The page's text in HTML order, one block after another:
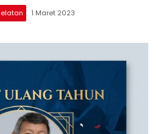
1 Maret 2023